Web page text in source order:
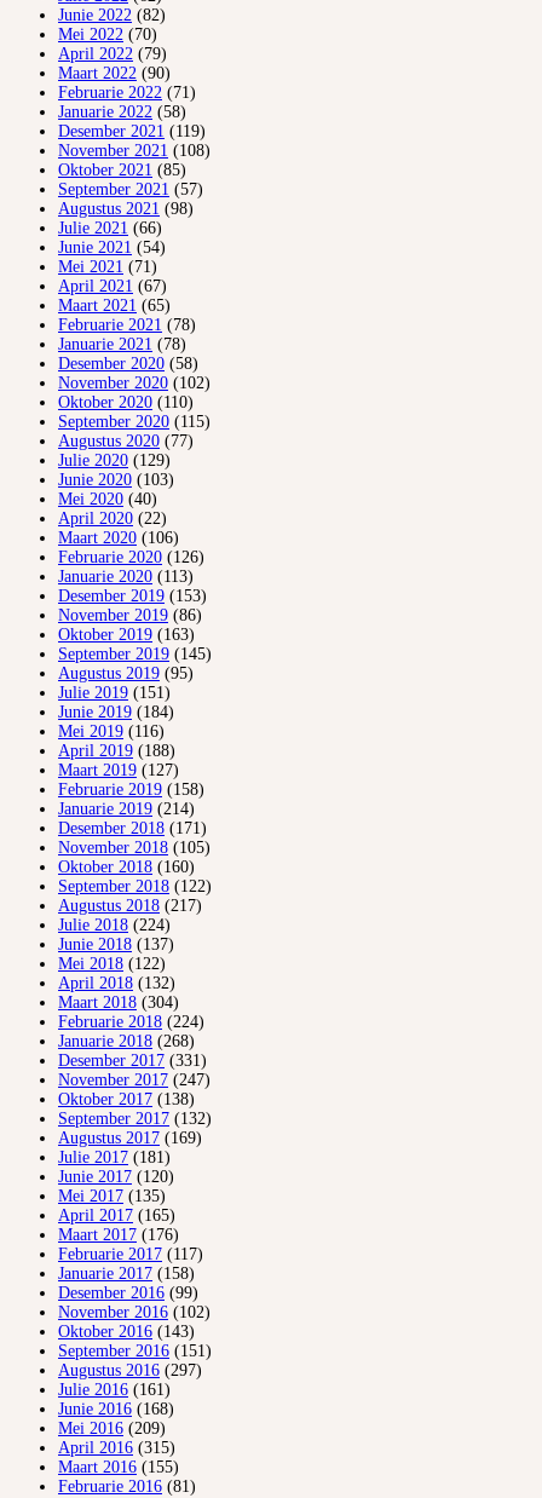
Junie 2022 (82)
Mei 2022 (70)
April 2022 (79)
Maart 2022 (90)
Februarie 2022 (71)
Januarie 2022 (58)
Desember 2021 (119)
November 2021 (108)
Oktober 2021 (85)
September 2021 (57)
Augustus 2021 (98)
Julie 2021 (66)
Junie 2021 (54)
Mei 2021 (71)
April 2021 (67)
Maart 2021 (65)
Februarie 2021 (78)
Januarie 2021 (78)
Desember 2020 (58)
November 2020 (102)
Oktober 2020 (110)
September 2020 (115)
Augustus 2020 (77)
Julie 2020 (129)
Junie 2020 (103)
Mei 2020 (40)
April 2020 (22)
Maart 2020 (106)
Februarie 2020 (126)
Januarie 2020 (113)
Desember 2019 (153)
November 2019 (86)
Oktober 2019 (163)
September 2019 (145)
Augustus 2019 (95)
Julie 2019 (151)
Junie 2019 (184)
Mei 2019 (116)
April 2019 (188)
Maart 2019 (127)
Februarie 2019 (158)
Januarie 2019 (214)
Desember 2018 (171)
November 2018 (105)
Oktober 2018 (160)
September 2018 (122)
Augustus 2018 (217)
Julie 2018 (224)
Junie 2018 (137)
Mei 2018 (122)
April 2018 (132)
Maart 2018 (304)
Februarie 2018 (224)
Januarie 2018 (268)
Desember 2017 (331)
November 2017 (247)
Oktober 2017 (138)
September 2017 (132)
Augustus 2017 (169)
Julie 2017 (181)
Junie 2017 (120)
Mei 2017 (135)
April 2017 (165)
Maart 2017 (176)
Februarie 2017 (117)
Januarie 2017 (158)
Desember 2016 (99)
November 2016 (102)
Oktober 2016 (143)
September 2016 (151)
Augustus 2016 (297)
Julie 2016 (161)
Junie 2016 (168)
Mei 2016 (209)
April 2016 (315)
Maart 2016 (155)
Februarie 2016 (81)